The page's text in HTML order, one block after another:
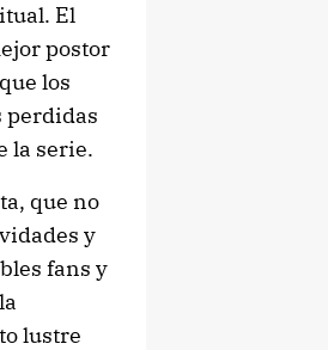
El
postor
los
perdidas
la serie.
que no
y
fans y
lustre